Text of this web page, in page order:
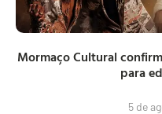
Mormaço Cultural
para
5 de